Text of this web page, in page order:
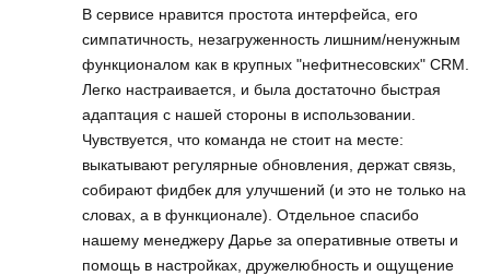
В сервисе нравится простота интерфейса, его
симпатичность, незагруженность лишним/ненужным
функционалом как в крупных "нефитнесовских" CRM.
Легко настраивается, и была достаточно быстрая
адаптация с нашей стороны в использовании.
Чувствуется, что команда не стоит на месте:
выкатывают регулярные обновления, держат связь,
собирают фидбек для улучшений (и это не только на
словах, а в функционале). Отдельное спасибо
нашему менеджеру Дарье за оперативные ответы и
помощь в настройках, дружелюбность и ощущение